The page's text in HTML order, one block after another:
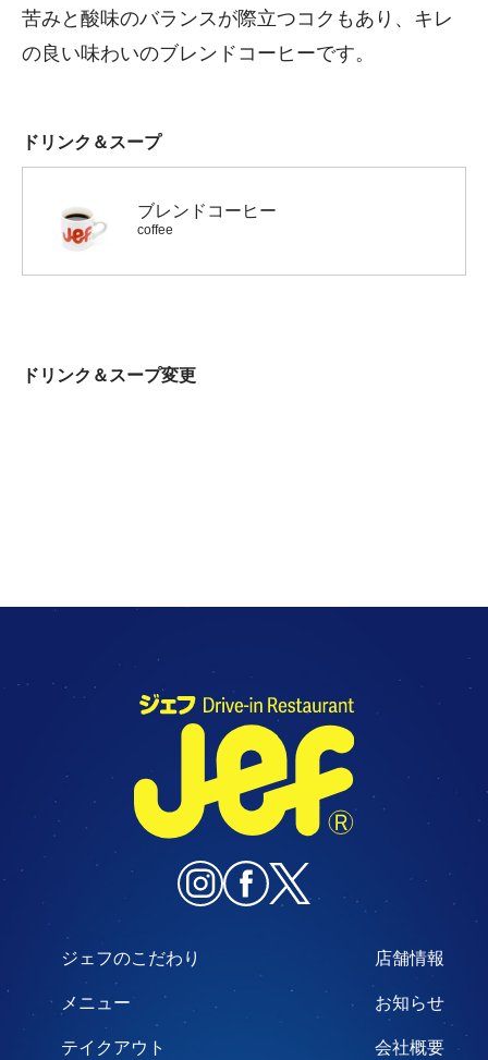
苦みと酸味のバランスが際立つコクもあり、キレ
の良い味わいのブレンドコーヒーです。
ドリンク＆スープ
ブレンドコーヒー
coffee
ドリンク＆スープ変更
ジェフのこだわり
メニュー
テイクアウト
店舗情報
お知らせ
会社概要